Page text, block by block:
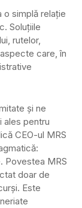
o simplă relație
Soluțiile
rutelor,
care, în
și ne
ales pentru
CEO-ul MRS
Povestea MRS
doar de
Este